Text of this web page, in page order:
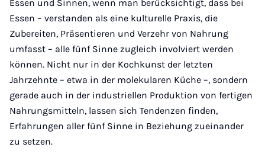
Essen und Sinnen, wenn man berücksichtigt, dass bei
Essen – verstanden als eine kulturelle Praxis, die
Zubereiten, Präsentieren und Verzehr von Nahrung
umfasst – alle fünf Sinne zugleich involviert werden
können. Nicht nur in der Kochkunst der letzten
Jahrzehnte – etwa in der molekularen Küche –, sondern
gerade auch in der industriellen Produktion von fertigen
Nahrungsmitteln, lassen sich Tendenzen finden,
Erfahrungen aller fünf Sinne in Beziehung zueinander
zu setzen.